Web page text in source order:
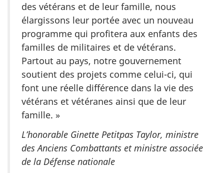
des vétérans et de leur famille, nous
élargissons leur portée avec un nouveau
programme qui profitera aux enfants des
familles de militaires et de vétérans.
Partout au pays, notre gouvernement
soutient des projets comme celui-ci, qui
font une réelle différence dans la vie des
vétérans et vétéranes ainsi que de leur
famille. »
L’honorable Ginette Petitpas Taylor, ministre
des Anciens Combattants et ministre associée
de la Défense nationale